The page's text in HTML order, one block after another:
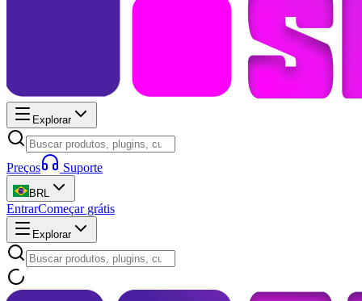
Explorar
Preços Suporte
BRL
EntrarComeçar grátis
Explorar